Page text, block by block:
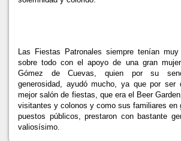
Las Fiestas Patronales siempre tenían
sobre todo con el apoyo de una gran
Gómez de Cuevas, quien por su
generosidad, ayudó mucho, ya que por ser
mejor salón de fiestas, que era el Beer
visitantes y colonos y como sus familiares en
puestos públicos, prestaron con bastante
valiosísimo.